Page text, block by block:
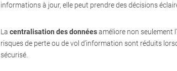
informations à jour, elle peut prendre des décisions
La centralisation des donnéesaméliore non seulement
risques de perte ou de vol d’information sont réduits
sécurisé.